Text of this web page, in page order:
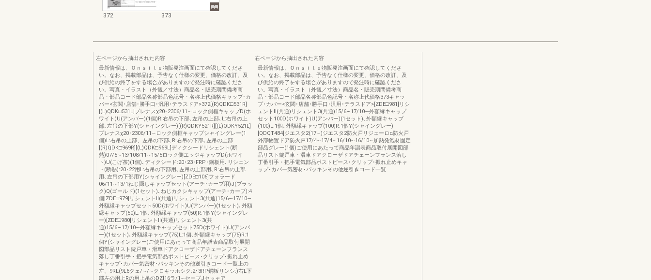
372 373
左ページから抽出された内容
最新情報は、Ｏｎｓｉｔｅ物販発注画面にて確認してくださ
い。なお、掲載部品は、予告なく仕様の変更、価格の改訂、及
び供給の終了をする場合がありますので発注時に確認くださ
い。写真・イラスト（外観／寸法）商品名・販売期間備考商
品・部品コード部品名称部品色記号・名称上代価格キャップ･カ
バー<玄関･店舗･勝手口･汎用･テラスドア>372[(R)QDK□531R]
[(L)QDK□531L]プレナスχ20･2306/11∼ロック側框キャップD(ホ
ワイト)U(アンバー)(1個)R:右吊の下部､左吊の上部､L:右吊の上
部､左吊の下部Y(シャイングレー)[(R)QDKY521R][(L)QDKY521L]
プレナスχ20･2306/11∼ロック側框キャップシャイングレー(1
個)L:右吊の上部、左吊の下部､R:右吊の下部､左吊の上部
[(R)QDK□969R][(L)QDK□969L]ディクシードリシェント(断
熱)07/5∼13/108/11∼15/5ロック側エッジキャップD(ホワイ
ト)U(こげ茶)(1個)､ディクシード:20･23･FRP･鋼板用､リシェン
ト(断熱):20･22用L:右吊の下部用､左吊の上部用､R:右吊の上部
用､左吊の下部用Y(シャイングレー)[ZDE□106]フォラード
06/11∼13/1ねじ隠しキャップセット(アーチ･カーブ用)J(ブラッ
ク)Q(ゴールド)(1セット)､ねじカクシキャップ(アーチ･カーブ):4
個[ZDE□979]リシェントⅡ(共通)リシェント3(共通)15/6∼17/10∼
外額縁キャップセット50D(ホワイト)U(アンバー)(1セット)､外額
縁キャップ(50)L:1個､外額縁キャップ(50)R:1個Y(シャイングレ
ー)[ZDE□980]リシェントⅡ(共通)リシェント3(共
通)15/6∼17/10∼外額縁キャップセット75D(ホワイト)U(アンバ
ー)(1セット)､外額縁キャップ(75)L:1個､外額縁キャップ(75)R:1
個Y(シャイングレー)ご使用にあたって商品年譜表商品取付展開
図部品リスト錠戸車・滑車ドアクローザドアチェーンフランス
落し丁番引手・把手電気部品ポストピース･クリップ･振れ止め
キャップ･カバー気密材･パッキンその他逆引きコード一覧上の
左、9RL(9L6クェ/∼/∼クロキッホシク:2･3RP鋼板リンシ:)右L下
部左の用上Rの用上吊のDZ[16ラ/1∼セーブJセッャア
右ページから抽出された内容
最新情報は、Ｏｎｓｉｔｅ物販発注画面にて確認してくださ
い。なお、掲載部品は、予告なく仕様の変更、価格の改訂、及
び供給の終了をする場合がありますので発注時に確認くださ
い。写真・イラスト（外観／寸法）商品名・販売期間備考商
品・部品コード部品名称部品色記号・名称上代価格373キャッ
プ･カバー<玄関･店舗･勝手口･汎用･テラスドア>[ZDE□981]リシ
ェントⅡ(共通)リシェント3(共通)15/6∼17/10∼外額縁キャップ
セット100D(ホワイト)U(アンバー)(1セット)､外額縁キャップ
(100)L:1個､外額縁キャップ(100)R:1個Y(シャイングレー)
[QDQT484]ジエスタ2(17∼)ジエスタ2防火戸リジェーロα防火戸
外部物置ドア防火戸17/4∼17/4∼16/10∼16/10∼加熱発泡材固定
部品グレー(1個)ご使用にあたって商品年譜表商品取付展開図部
品リスト錠戸車・滑車ドアクローザドアチェーンフランス落し
丁番引手・把手電気部品ポストピース･クリップ･振れ止めキャ
ップ･カバー気密材･パッキンその他逆引きコード一覧